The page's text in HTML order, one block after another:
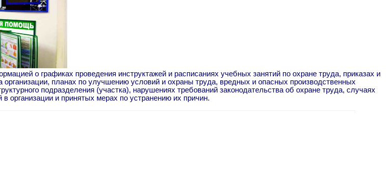
о графиках проведения инструктажей и расписаниях учебных занятий по охране труда, приказах и
планах по улучшению условий и охраны труда, вредных и опасных производственных
подразделения (участка), нарушениях требований законодательства об охране труда, случаях
организации и принятых мерах по устранению их причин.